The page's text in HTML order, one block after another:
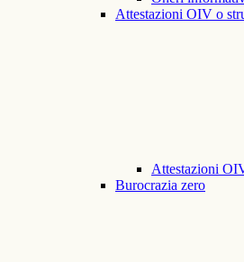
Attestazioni OIV o
Attestazioni
Burocrazia zero